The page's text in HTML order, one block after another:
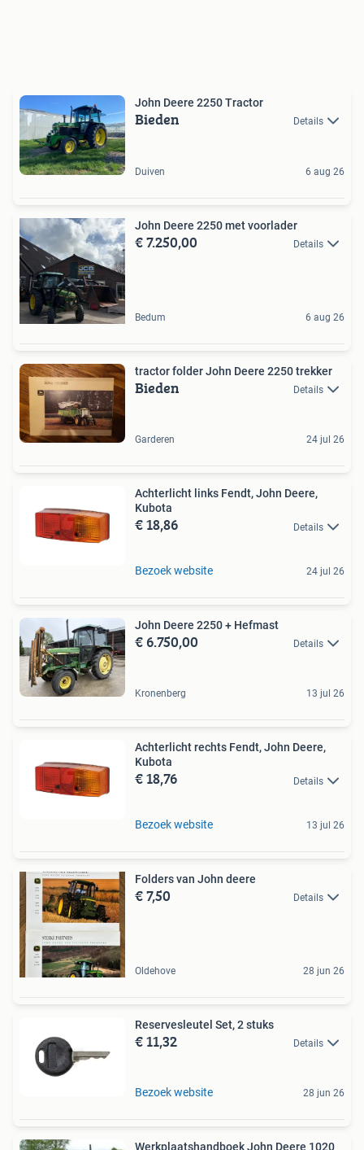
John Deere 2250 Tractor
Bieden Details
Duiven 6 aug 26
John Deere 2250 met voorlader
€ 7.250,00 Details
Bedum 6 aug 26
tractor folder John Deere 2250 trekker
Bieden Details
Garderen 24 jul 26
Achterlicht links Fendt, John Deere,
Kubota
€ 18,86 Details
Bezoek website 24 jul 26
John Deere 2250 + Hefmast
€ 6.750,00 Details
Kronenberg 13 jul 26
Achterlicht rechts Fendt, John Deere,
Kubota
€ 18,76 Details
Bezoek website 13 jul 26
Folders van John deere
€ 7,50 Details
Oldehove 28 jun 26
Reservesleutel Set, 2 stuks
€ 11,32 Details
Bezoek website 28 jun 26
Werkplaatshandboek John Deere 1020